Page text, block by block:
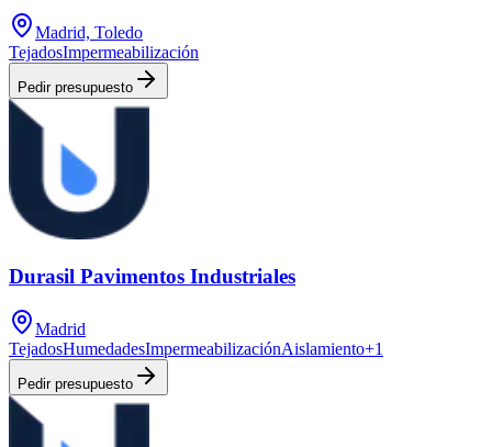
Madrid, Toledo
TejadosImpermeabilización
Pedir presupuesto
Durasil Pavimentos Industriales
Madrid
TejadosHumedadesImpermeabilizaciónAislamiento+1
Pedir presupuesto